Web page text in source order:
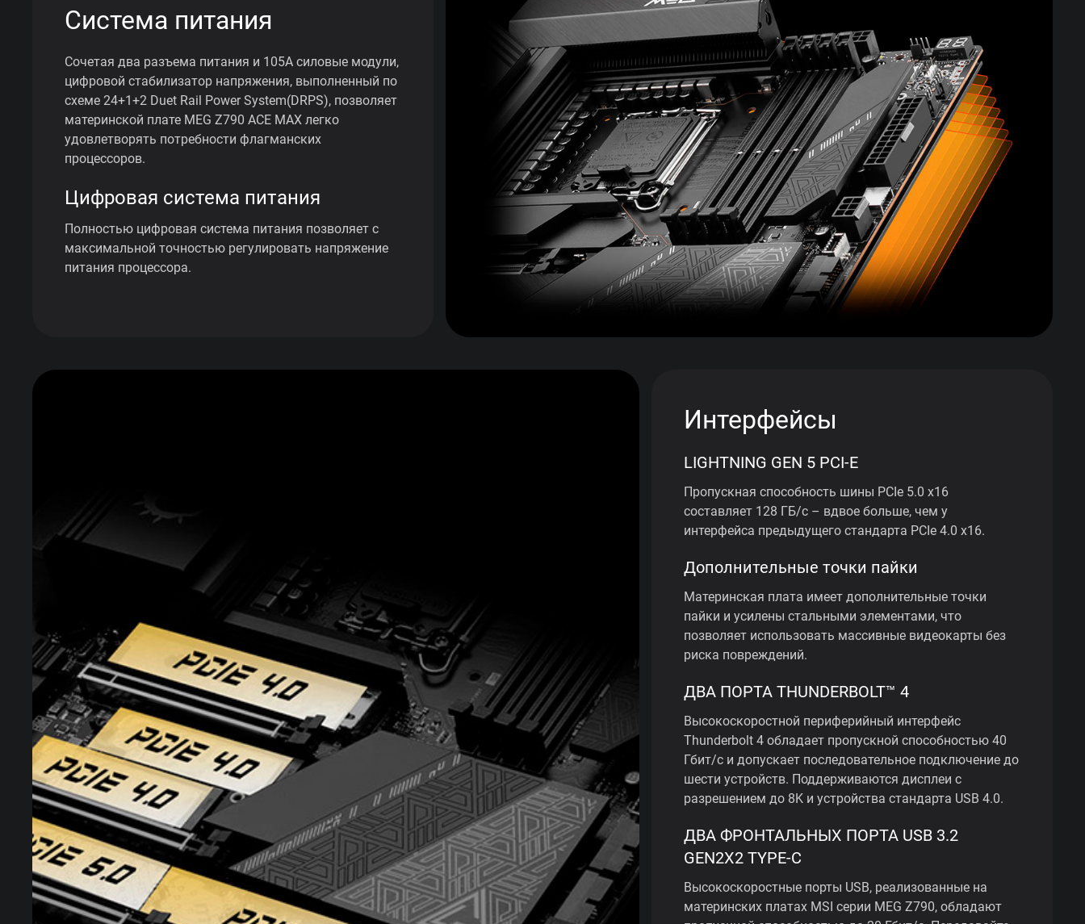
Система питания
Сочетая два разъема питания и 105А силовые модули,
цифровой стабилизатор напряжения, выполненный по
схеме 24+1+2 Duet Rail Power System(DRPS), позволяет
материнской плате MEG Z790 ACE MAX легко
удовлетворять потребности флагманских
процессоров.
Цифровая система питания
Полностью цифровая система питания позволяет с
максимальной точностью регулировать напряжение
питания процессора.
Интерфейсы
LIGHTNING GEN 5 PCI-E
Пропускная способность шины PCIe 5.0 x16
составляет 128 ГБ/с – вдвое больше, чем у
интерфейса предыдущего стандарта PCIe 4.0 x16.
Дополнительные точки пайки
Материнская плата имеет дополнительные точки
пайки и усилены стальными элементами, что
позволяет использовать массивные видеокарты без
риска повреждений.
ДВА ПОРТА THUNDERBOLT™ 4
Высокоскоростной периферийный интерфейс
Thunderbolt 4 обладает пропускной способностью 40
Гбит/с и допускает последовательное подключение до
шести устройств. Поддерживаются дисплеи с
разрешением до 8K и устройства стандарта USB 4.0.
ДВА ФРОНТАЛЬНЫХ ПОРТА USB 3.2
GEN2Х2 TYPE-C
Высокоскоростные порты USB, реализованные на
материнских платах MSI серии MEG Z790, обладают